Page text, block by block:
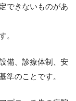
できないものがあ
。
備、診療体制、安
準のことです。